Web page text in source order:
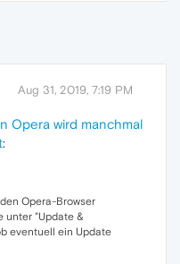
Aug 31, 2019, 7:19 PM
Opera wird manchmal
:
Opera-Browser
unter "Update &
eventuell ein Update